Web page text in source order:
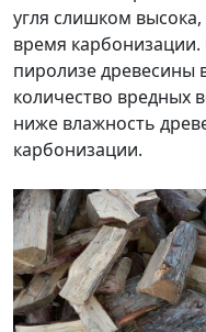
угля слишком
время
пиролизе древесины
количество вредных
ниже влажность
карбонизации.